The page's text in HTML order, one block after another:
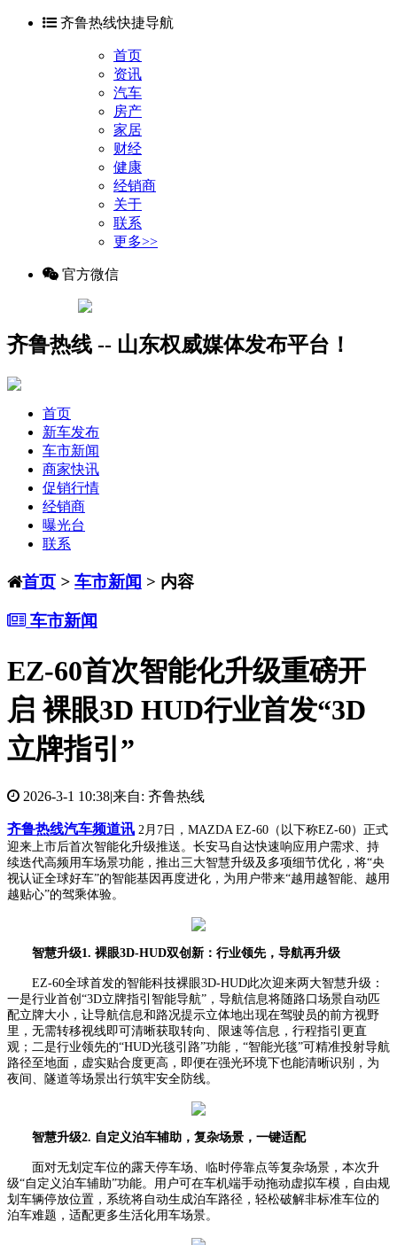
齐鲁热线快捷导航
首页
资讯
汽车
房产
家居
财经
健康
经销商
关于
联系
更多>>
官方微信
齐鲁热线 -- 山东权威媒体发布平台！
首页
新车发布
车市新闻
商家快讯
促销行情
经销商
曝光台
联系
首页 > 车市新闻 > 内容
车市新闻
EZ-60首次智能化升级重磅开
启 裸眼3D HUD行业首发“3D
立牌指引”
2026-3-1 10:38|来自: 齐鲁热线
齐鲁热线汽车频道讯 2月 7 日， MAZDA EZ-60 （以下称EZ-60）正式
迎来上市后首次智能化升级推送。 长安马自达快速响应用户需求、持
续迭代高频用车场景功能 ，推出三大智慧升级及多项细节优化，将“央
视认证全球好车”的智能基因再度进化，为用户带来“越用越智能、越用
越贴心”的驾乘体验。
智慧升级1.裸眼3D-HUD双创新：行业领先，导航再升级
EZ-60全球首发的智能科技裸眼3D-HUD此次迎来两大智慧升级：
一是行业首创 “3D立牌指引智能导航”，导航信息将随路口场景自动匹
配立牌大小，让导航信息和路况提示立体地出现在驾驶员的前方视野
里，无需转移视线即可清晰获取转向、限速等信息，行程指引更直
观；二是行业领先的“HUD光毯引路”功能，“智能光毯”可精准投射导航
路径至地面，虚实贴合度更高，即便在强光环境下也能清晰识别，为
夜间、隧道等场景出行筑牢安全防线。
智慧升级2. 自定义泊车辅助，复杂场景，一键适配
面对无划定车位的露天停车场、临时停靠点等复杂场景，本次升
级“自定义泊车辅助”功能。用户可在车机端手动拖动虚拟车模，自由规
划车辆停放位置，系统将自动生成泊车路径，轻松破解非标准车位的
泊车难题，适配更多生活化用车场景。